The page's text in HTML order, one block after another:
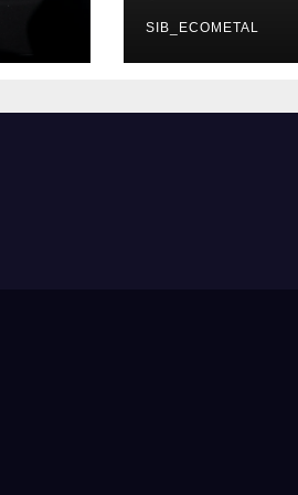
актуальных
профессий
SIB_ECOMETAL